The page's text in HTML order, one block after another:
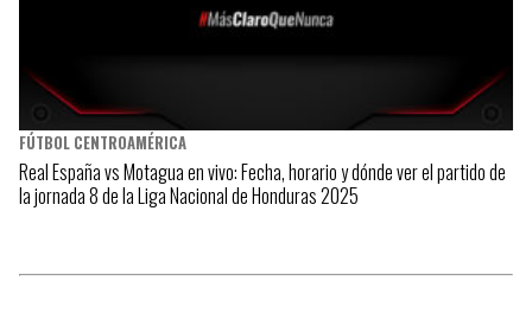
FÚTBOL CENTROAMÉRICA
Real España vs Motagua en vivo: Fecha, horario y dónde ver el partido de
la jornada 8 de la Liga Nacional de Honduras 2025